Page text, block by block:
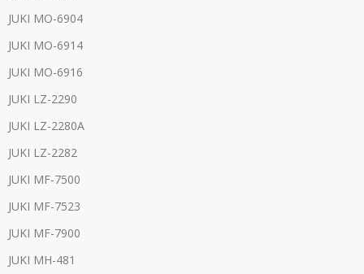
JUKI MO-6904
JUKI MO-6914
JUKI MO-6916
JUKI LZ-2290
JUKI LZ-2280A
JUKI LZ-2282
JUKI MF-7500
JUKI MF-7523
JUKI MF-7900
JUKI MH-481